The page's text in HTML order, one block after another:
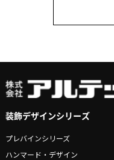
装飾デザインシリーズ
プレバインシリーズ
ハンマード・デザイン